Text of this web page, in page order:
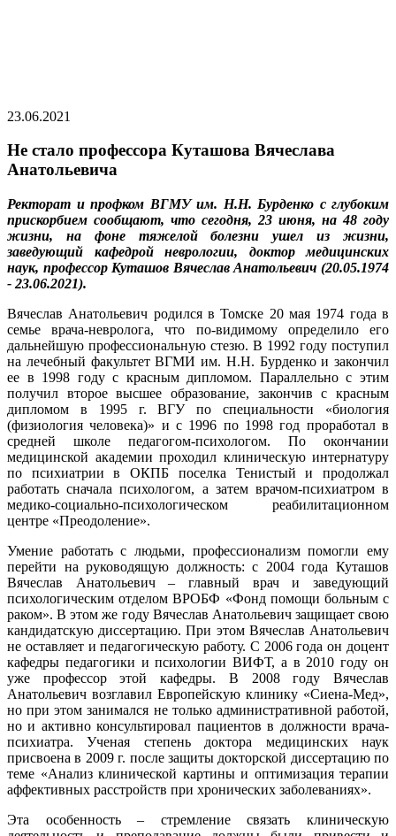
23.06.2021
Не стало профессора Куташова Вячеслава
Анатольевича
Ректорат и профком ВГМУ им. Н.Н. Бурденко с глубоким
прискорбием сообщают, что сегодня, 23 июня, на 48 году
жизни, на фоне тяжелой болезни ушел из жизни,
заведующий кафедрой неврологии, доктор медицинских
наук, профессор Куташов Вячеслав Анатольевич (20.05.1974
- 23.06.2021).
Вячеслав Анатольевич родился в Томске 20 мая 1974 года в
семье врача-невролога, что по-видимому определило его
дальнейшую профессиональную стезю. В 1992 году поступил
на лечебный факультет ВГМИ им. Н.Н. Бурденко и закончил
ее в 1998 году с красным дипломом. Параллельно с этим
получил второе высшее образование, закончив с красным
дипломом в 1995 г. ВГУ по специальности «биология
(физиология человека)» и с 1996 по 1998 год проработал в
средней школе педагогом-психологом. По окончании
медицинской академии проходил клиническую интернатуру
по психиатрии в ОКПБ поселка Тенистый и продолжал
работать сначала психологом, а затем врачом-психиатром в
медико-социально-психологическом реабилитационном
центре «Преодоление».
Умение работать с людьми, профессионализм помогли ему
перейти на руководящую должность: с 2004 года Куташов
Вячеслав Анатольевич – главный врач и заведующий
психологическим отделом ВРОБФ «Фонд помощи больным с
раком». В этом же году Вячеслав Анатольевич защищает свою
кандидатскую диссертацию. При этом Вячеслав Анатольевич
не оставляет и педагогическую работу. С 2006 года он доцент
кафедры педагогики и психологии ВИФТ, а в 2010 году он
уже профессор этой кафедры. В 2008 году Вячеслав
Анатольевич возглавил Европейскую клинику «Сиена-Мед»,
но при этом занимался не только административной работой,
но и активно консультировал пациентов в должности врача-
психиатра. Ученая степень доктора медицинских наук
присвоена в 2009 г. после защиты докторской диссертацию по
теме «Анализ клинической картины и оптимизация терапии
аффективных расстройств при хронических заболеваниях».
Эта особенность – стремление связать клиническую